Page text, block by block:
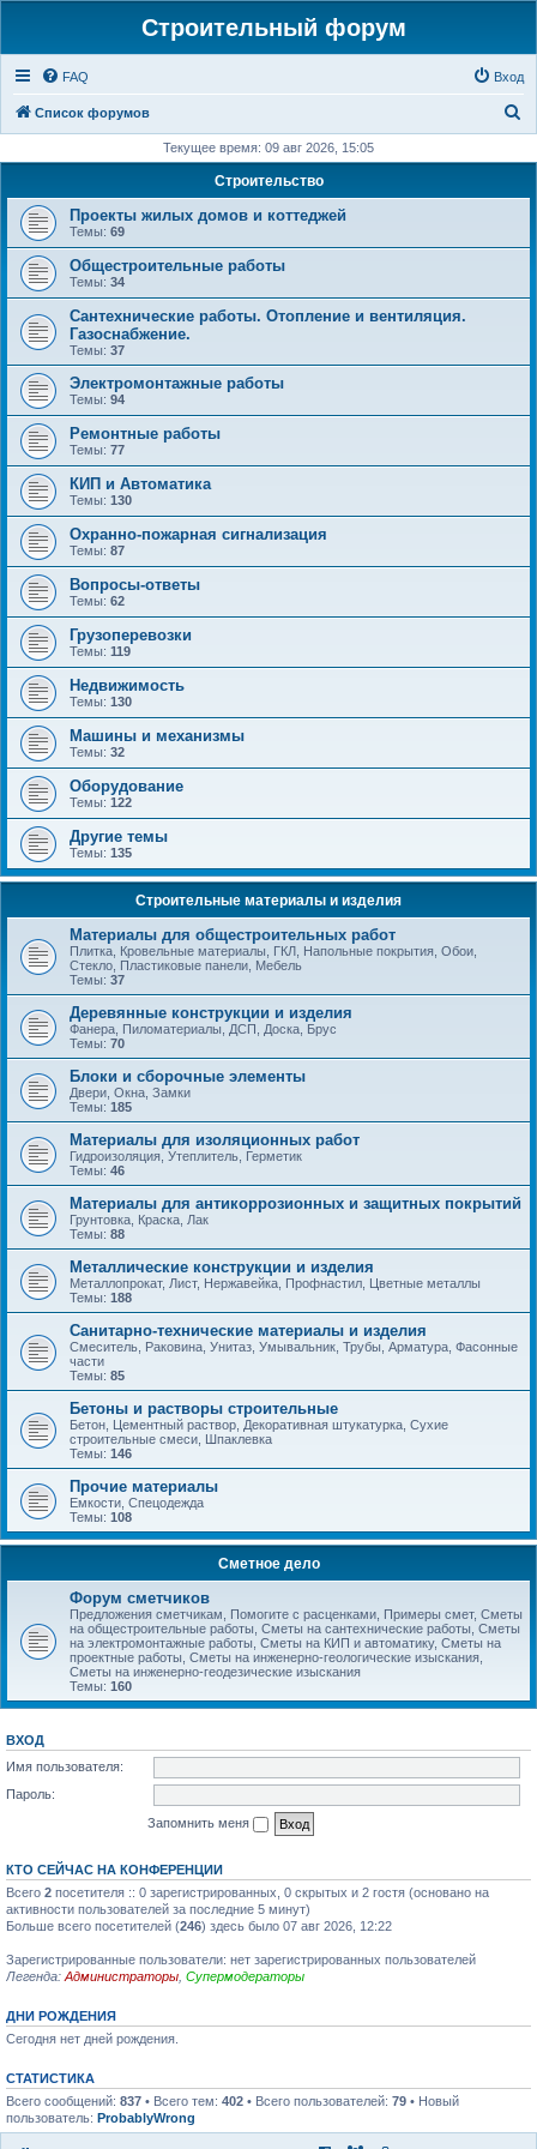
Строительный форум
FAQ Вход
Список форумов
и
с
Текущее время: 09 авг 2026, 15:05
Строительство
Проекты жилых домов и коттеджей
Темы: 69
Общестроительные работы
Темы: 34
Сантехнические работы. Отопление и вентиляция.
Газоснабжение.
Темы: 37
Электромонтажные работы
Темы: 94
Ремонтные работы
Темы: 77
КИП и Автоматика
Темы: 130
Охранно-пожарная сигнализация
Темы: 87
Вопросы-ответы
Темы: 62
Грузоперевозки
Темы: 119
Недвижимость
Темы: 130
Машины и механизмы
Темы: 32
Оборудование
Темы: 122
Другие темы
Темы: 135
Строительные материалы и изделия
Материалы для общестроительных работ
Плитка, Кровельные материалы, ГКЛ, Напольные покрытия, Обои,
Стекло, Пластиковые панели, Мебель
Темы: 37
Деревянные конструкции и изделия
Фанера, Пиломатериалы, ДСП, Доска, Брус
Темы: 70
Блоки и сборочные элементы
Двери, Окна, Замки
Темы: 185
Материалы для изоляционных работ
Гидроизоляция, Утеплитель, Герметик
Темы: 46
Материалы для антикоррозионных и защитных покрытий
Грунтовка, Краска, Лак
Темы: 88
Металлические конструкции и изделия
Металлопрокат, Лист, Нержавейка, Профнастил, Цветные металлы
Темы: 188
Санитарно-технические материалы и изделия
Смеситель, Раковина, Унитаз, Умывальник, Трубы, Арматура, Фасонные
части
Темы: 85
Бетоны и растворы строительные
Бетон, Цементный раствор, Декоративная штукатурка, Сухие
строительные смеси, Шпаклевка
Темы: 146
Прочие материалы
Емкости, Спецодежда
Темы: 108
Сметное дело
Форум сметчиков
Предложения сметчикам, Помогите с расценками, Примеры смет, Сметы
на общестроительные работы, Сметы на сантехнические работы, Сметы
на электромонтажные работы, Сметы на КИП и автоматику, Сметы на
проектные работы, Сметы на инженерно-геологические изыскания,
Сметы на инженерно-геодезические изыскания
Темы: 160
ВХОД
Имя пользователя:
Пароль:
Запомнить меня
КТО СЕЙЧАС НА КОНФЕРЕНЦИИ
Всего 2 посетителя :: 0 зарегистрированных, 0 скрытых и 2 гостя (основано на
активности пользователей за последние 5 минут)
Больше всего посетителей (246) здесь было 07 авг 2026, 12:22
Зарегистрированные пользователи: нет зарегистрированных пользователей
Легенда: Администраторы Супермодераторы
ДНИ РОЖДЕНИЯ
Сегодня нет дней рождения.
СТАТИСТИКА
Всего сообщений: 837 • Всего тем: 402 • Всего пользователей: 79 • Новый
пользователь: ProbablyWrong